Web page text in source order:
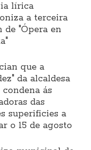
lírica
a terceira
de "Ópera en
que a
da alcaldesa
condena ás
das
superificies a
o 15 de agosto